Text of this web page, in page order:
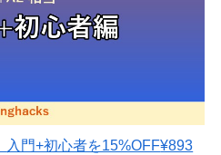
入門+初心者を15%OFF¥893